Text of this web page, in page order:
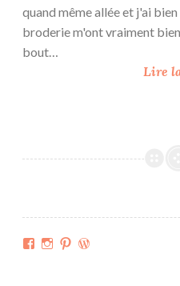
quand même allée et j'ai
broderie m'ont vraiment
bout…
Lire
Facebook
Instagram
Pinterest